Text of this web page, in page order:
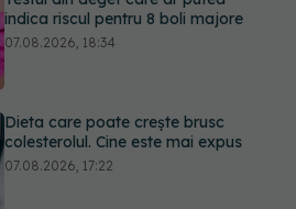
Dieta care poate crește brusc
colesterolul. Cine este mai expus
PNRR: 174 de milioane de lei pentru
sănătate într-o singură săptămână.